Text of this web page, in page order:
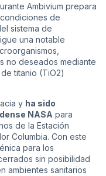
Ambivium prepara
de
sistema de
una notable
no deseados mediante
titanio (TiO2)
y ha sido
NASA para
de la Estación
Columbia. Con este
para los
sin posibilidad
ambientes sanitarios